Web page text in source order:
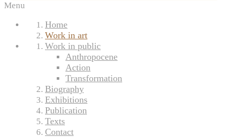
Menu
Home
Work in art
Work in public
Anthropocene
Action
Transformation
Biography
Exhibitions
Publication
Texts
Contact